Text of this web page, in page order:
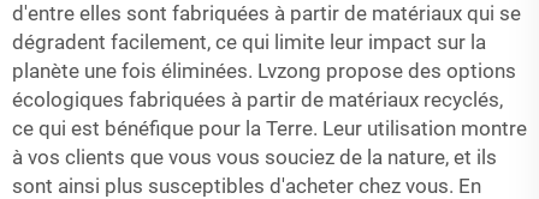
d'entre elles sont fabriquées à partir de matériaux qui se
dégradent facilement, ce qui limite leur impact sur la
planète une fois éliminées. Lvzong propose des options
écologiques fabriquées à partir de matériaux recyclés,
ce qui est bénéfique pour la Terre. Leur utilisation montre
à vos clients que vous vous souciez de la nature, et ils
sont ainsi plus susceptibles d'acheter chez vous. En